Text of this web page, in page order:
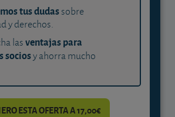
tus dudassobre
y derechos.
lasventajas para
sociosy ahorra mucho
ESTA OFERTA A 17,00€